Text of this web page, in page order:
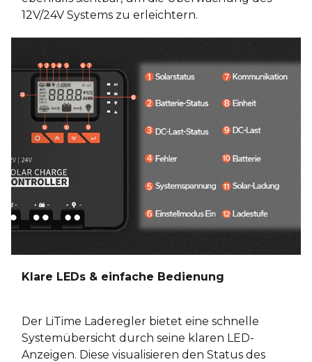
12V/24V Systems zu erleichtern.
Klare LEDs & einfache Bedienung
Der LiTime Laderegler bietet eine schnelle
Systemübersicht durch seine klaren LED-
Anzeigen. Diese visualisieren den Status des